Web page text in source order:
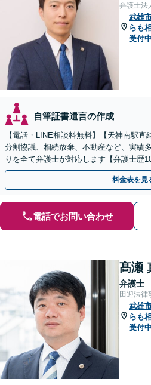
弁護士法
武雄
らも
受付中
自筆証書遺言の作成
【電話・LINE相談料無料】【天神南駅
分割協議、相続放棄、不動産など、実績
りを全て弁護士が対応します【弁護士歴
料金表を見
電話でお問い合わせ
髙瀬
弁護士
田迎法律
武雄
らも
受付中